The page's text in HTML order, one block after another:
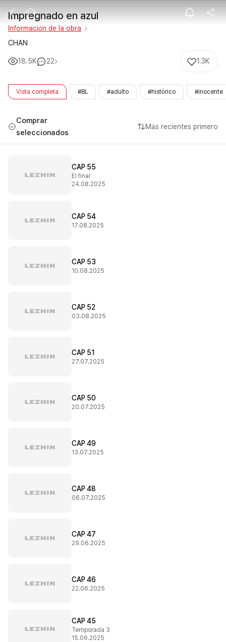
Impregnado
Impregnado en azul
Información de la obra
CHAN
18.5K 22 1.3K
Vista completa #BL #adulto #histórico #inocente
Comprar
seleccionados
Más recientes primero
CAP 55
El final
24.08.2025
CAP 54
17.08.2025
CAP 53
10.08.2025
CAP 52
03.08.2025
CAP 51
27.07.2025
CAP 50
20.07.2025
CAP 49
13.07.2025
CAP 48
06.07.2025
CAP 47
29.06.2025
CAP 46
22.06.2025
CAP 45
Temporada 3
15.06.2025